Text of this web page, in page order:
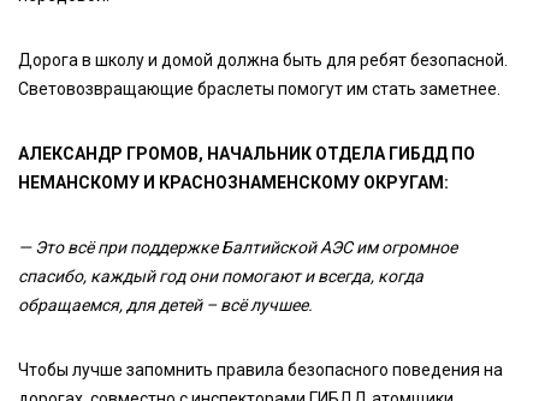
Дорога в школу и домой должна быть для ребят безопасной.
Световозвращающие браслеты помогут им стать заметнее.
АЛЕКСАНДР ГРОМОВ, НАЧАЛЬНИК ОТДЕЛА ГИБДД ПО
НЕМАНСКОМУ И КРАСНОЗНАМЕНСКОМУ ОКРУГАМ:
— Это всё при поддержке Балтийской АЭС им огромное
спасибо, каждый год они помогают и всегда, когда
обращаемся, для детей – всё лучшее.
Чтобы лучше запомнить правила безопасного поведения на